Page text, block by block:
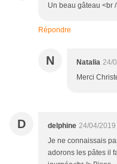
Un beau gâteau <br
Répondre
N Natalia 24/
Merci
D delphine 24/04/
Je ne connaissais
adorons les pâtes il